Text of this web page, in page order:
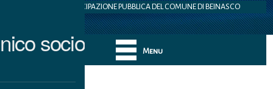
AZIENDA A PARTECIPAZIONE PUBBLICA DEL COMUNE DI BEINASCO
Menu
socio